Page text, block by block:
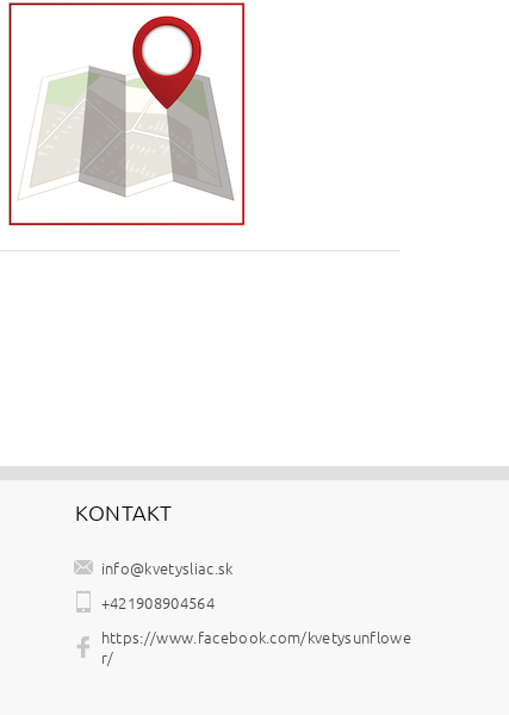
KONTAKT
info@kvetysliac.sk
+421908904564
https://www.facebook.com/kvetysunflowe
r/